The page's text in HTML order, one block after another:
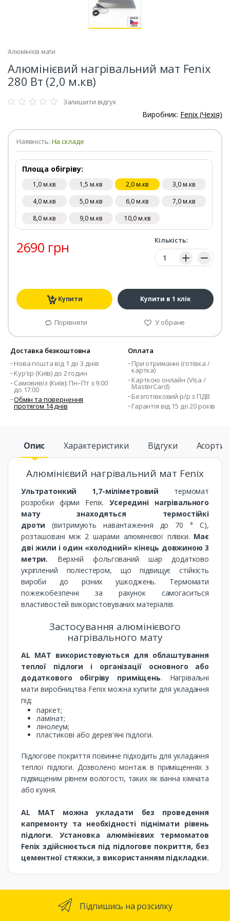
Алюмінієві мати
Алюмінієвий нагрівальний мат Fenix
280 Вт (2,0 м.кв)
Залишити відгук
Виробник: Fenix (Чехія)
Наявність: На складе
Площа обігріву:
1,0 м.кв 1,5 м.кв 2,0 м.кв
3,0 м.кв
4,0 м.кв
5,0 м.кв 6,0 м.кв
7,0 м.кв
8,0 м.кв
9,0 м.кв 10,0 м.кв
2690 грн Кількість:
Кількість:
Купити Купити в 1 клік
Порівняти У обране
Доставка безкоштовна
Нова пошта від 1 до 3 днів
Кур'єр (Київ) до 2 годин
Самовивіз (Київ): Пн–Пт з 9:00
до 17:00
Обмін та повернення
протягом 14 днів
Оплата
При отриманні (готівка /
картка)
Карткою онлайн (Visa /
MasterCard)
Безготівковий р/р з ПДВ
Гарантія від 15 до 20 років
Опис Характеристики Відгуки
Алюмінієвий нагрівальний мат Fenix
Ультратонкий 1,7-міліметровий термомат
розробки фірми Fenix.Усередині нагрівального
мату знаходяться термостійкі
дроти (витримують навантаження до 70 ° C),
розташовані між 2 шарами алюмінієвої плівки. Має
дві жили і один «холодний» кінець довжиною 3
метри. Верхній фольгований шар додатково
укріплений поліестером, що підвищує стійкість
вироби до різних ушкоджень. Термомати
пожежобезпечні за рахунок самогаситься
властивостей використовуваних матеріалів.
Застосування алюмінієвого
нагрівального мату
AL MAT використовуються для облаштування
теплої підлоги і організації основного або
додаткового обігріву приміщень. Нагрівальні
мати виробництва Fenix ​​можна купити для укладання
під:
паркет;
ламінат;
лінолеум;
пластикові або дерев'яні підлоги.
Підлогове покриття повинне підходить для укладання
теплої підлоги. Дозволено монтаж в приміщеннях з
підвищеним рівнем вологості, таких як ванна кімната
або кухня.
AL MAT можна укладати без проведення
капремонту та необхідності піднімати рівень
підлоги. Установка алюмінієвих термоматов
Fenix ​​здійснюється під підлогове покриття, без
цементної стяжки, з використанням підкладки.
Підпишись на розсилку